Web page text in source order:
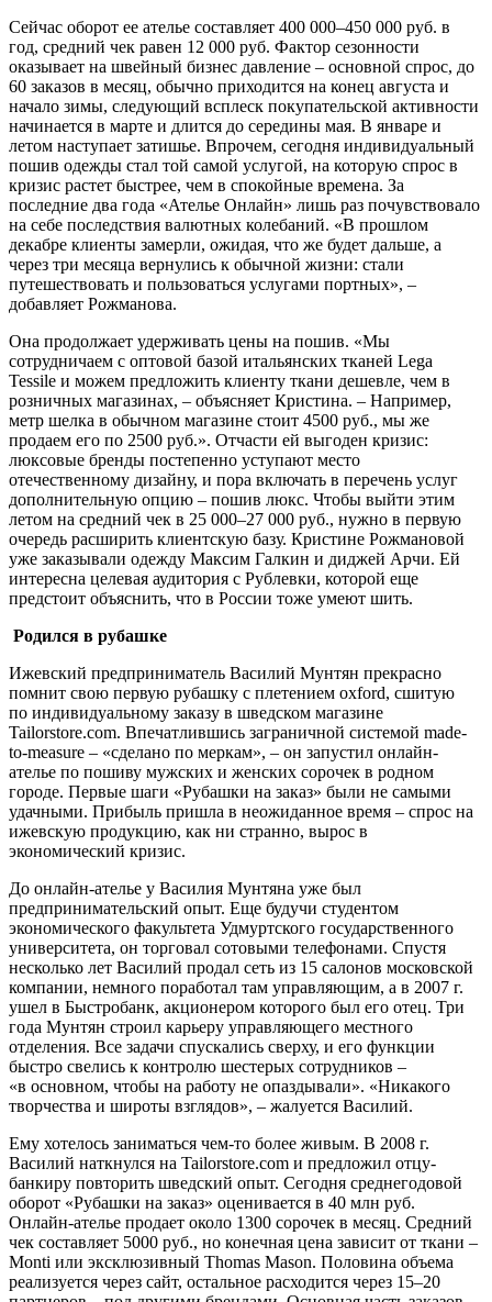
Сейчас оборот ее ателье составляет 400 000–450 000 руб. в
год, средний чек равен 12 000 руб. Фактор сезонности
оказывает на швейный бизнес давление – основной спрос, до
60 заказов в месяц, обычно приходится на конец августа и
начало зимы, следующий всплеск покупательской активности
начинается в марте и длится до середины мая. В январе и
летом наступает затишье. Впрочем, сегодня индивидуальный
пошив одежды стал той самой услугой, на которую спрос в
кризис растет быстрее, чем в спокойные времена. За
последние два года «Ателье Онлайн» лишь раз почувствовало
на себе последствия валютных колебаний. «В прошлом
декабре клиенты замерли, ожидая, что же будет дальше, а
через три месяца вернулись к обычной жизни: стали
путешествовать и пользоваться услугами портных», –
добавляет Рожманова.
Она продолжает удерживать цены на пошив. «Мы
сотрудничаем с оптовой базой итальянских тканей Lega
Tessile и можем предложить клиенту ткани дешевле, чем в
розничных магазинах, – объясняет Кристина. – Например,
метр шелка в обычном магазине стоит 4500 руб., мы же
продаем его по 2500 руб.». Отчасти ей выгоден кризис:
люксовые бренды постепенно уступают место
отечественному дизайну, и пора включать в перечень услуг
дополнительную опцию – пошив люкс. Чтобы выйти этим
летом на средний чек в 25 000–27 000 руб., нужно в первую
очередь расширить клиентскую базу. Кристине Рожмановой
уже заказывали одежду Максим Галкин и диджей Арчи. Ей
интересна целевая аудитория с Рублевки, которой еще
предстоит объяснить, что в России тоже умеют шить.
Родился в рубашке
Ижевский предприниматель Василий Мунтян прекрасно
помнит свою первую рубашку с плетением оxford, сшитую
по индивидуальному заказу в шведском магазине
Tailorstore.com. Впечатлившись заграничной системой made-
to-measure – «сделано по меркам», – он запустил онлайн-
ателье по пошиву мужских и женских сорочек в родном
городе. Первые шаги «Рубашки на заказ» были не самыми
удачными. Прибыль пришла в неожиданное время – спрос на
ижевскую продукцию, как ни странно, вырос в
экономический кризис.
До онлайн-ателье у Василия Мунтяна уже был
предпринимательский опыт. Еще будучи студентом
экономического факультета Удмуртского государственного
университета, он торговал сотовыми телефонами. Спустя
несколько лет Василий продал сеть из 15 салонов московской
компании, немного поработал там управляющим, а в 2007 г.
ушел в Быстробанк, акционером которого был его отец. Три
года Мунтян строил карьеру управляющего местного
отделения. Все задачи спускались сверху, и его функции
быстро свелись к контролю шестерых сотрудников –
«в основном, чтобы на работу не опаздывали». «Никакого
творчества и широты взглядов», – жалуется Василий.
Ему хотелось заниматься чем-то более живым. В 2008 г.
Василий наткнулся на Tailorstore.com и предложил отцу-
банкиру повторить шведский опыт. Сегодня среднегодовой
оборот «Рубашки на заказ» оценивается в 40 млн руб.
Онлайн-ателье продает около 1300 сорочек в месяц. Средний
чек составляет 5000 руб., но конечная цена зависит от ткани –
Monti или эксклюзивный Thomas Mason. Половина объема
реализуется через сайт, остальное расходится через 15–20